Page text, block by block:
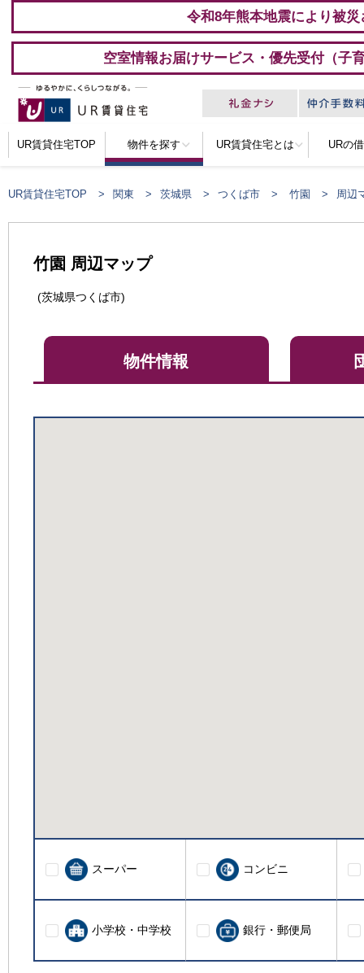
令和8年熊本地震により被
空室情報お届けサービス・優先受付（子
UR賃貸住宅TOP 物件を探す UR賃貸住宅とは URの
UR賃貸住宅TOP 関東 茨城県 つくば市 竹園 周辺
竹園 周辺マップ
(茨城県つくば市)
物件情報
スーパー コンビニ
小学校・中学校 銀行・郵便局